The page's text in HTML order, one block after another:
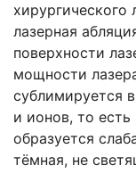
хирургического
лазерная
поверхности
мощности
сублимируется
и ионов, то
образуется
тёмная, не